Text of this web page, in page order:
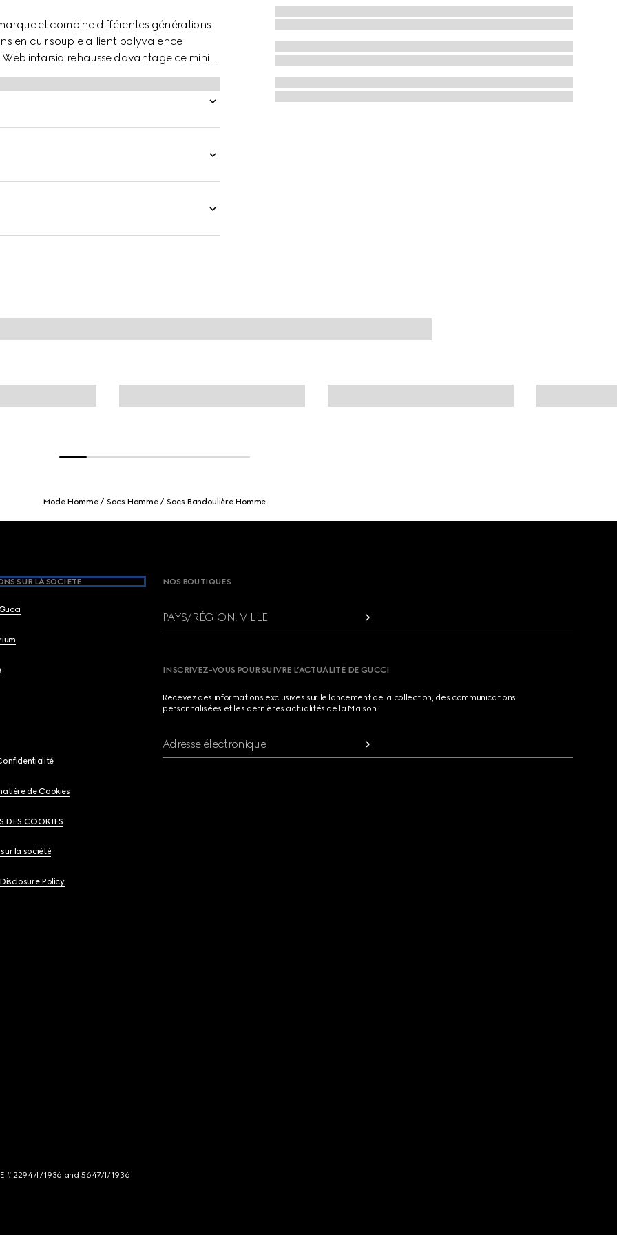
et combine différentes générations
en cuir souple allient polyvalence
intarsia rehausse davantage ce mini
Mode Homme Sacs Homme Sacs Bandoulière Homme
SUR LA SOCIETE
de Cookies
DES COOKIES
la société
Policy
NOS BOUTIQUES
PAYS/RÉGION, VILLE
INSCRIVEZ-VOUS POUR SUIVRE L’ACTUALITÉ DE GUCCI
Recevez des informations exclusives sur le lancement de la collection, des communications
personnalisées et les dernières actualités de la Maison.
Adresse électronique
# 2294/I/1936 and 5647/I/1936